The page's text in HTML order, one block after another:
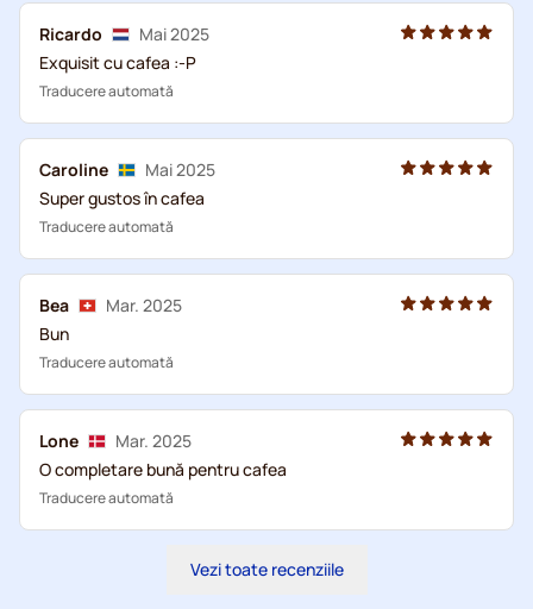
Ricardo
Mai 2025
Exquisit cu cafea :-P
Traducere automată
Caroline
Mai 2025
Super gustos în cafea
Traducere automată
Bea
Mar. 2025
Bun
Traducere automată
Lone
Mar. 2025
O completare bună pentru cafea
Traducere automată
Vezi toate recenziile